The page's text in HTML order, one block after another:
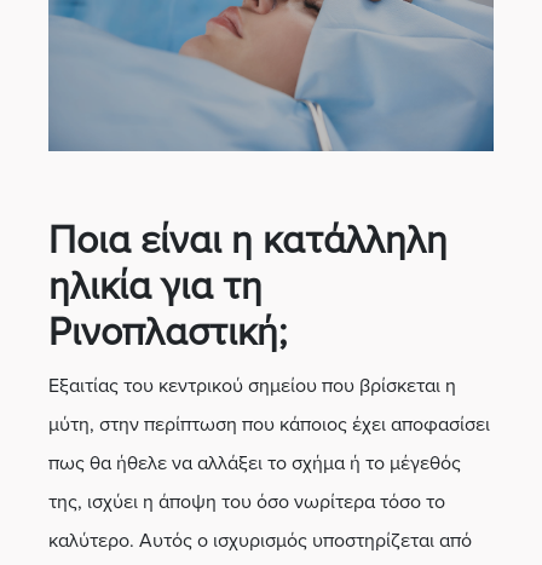
Ποια είναι η κατάλληλη
ηλικία για τη
Ρινοπλαστική;
Εξαιτίας του κεντρικού σημείου που βρίσκεται η
μύτη, στην περίπτωση που κάποιος έχει αποφασίσει
πως θα ήθελε να αλλάξει το σχήμα ή το μέγεθός
της, ισχύει η άποψη του όσο νωρίτερα τόσο το
καλύτερο. Αυτός ο ισχυρισμός υποστηρίζεται από